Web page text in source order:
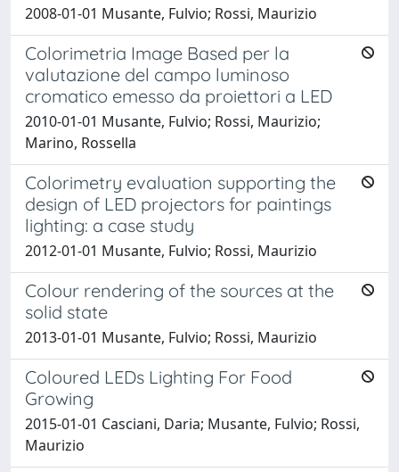
2008-01-01 Musante, Fulvio; Rossi, Maurizio
Colorimetria Image Based per la
valutazione del campo luminoso
cromatico emesso da proiettori a LED
2010-01-01 Musante, Fulvio; Rossi, Maurizio;
Marino, Rossella
Colorimetry evaluation supporting the
design of LED projectors for paintings
lighting: a case study
2012-01-01 Musante, Fulvio; Rossi, Maurizio
Colour rendering of the sources at the
solid state
2013-01-01 Musante, Fulvio; Rossi, Maurizio
Coloured LEDs Lighting For Food
Growing
2015-01-01 Casciani, Daria; Musante, Fulvio; Rossi,
Maurizio